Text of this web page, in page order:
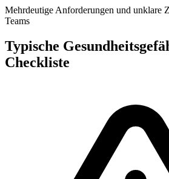
Mehrdeutige Anforderungen und unklare
Teams
Typische
Checkliste